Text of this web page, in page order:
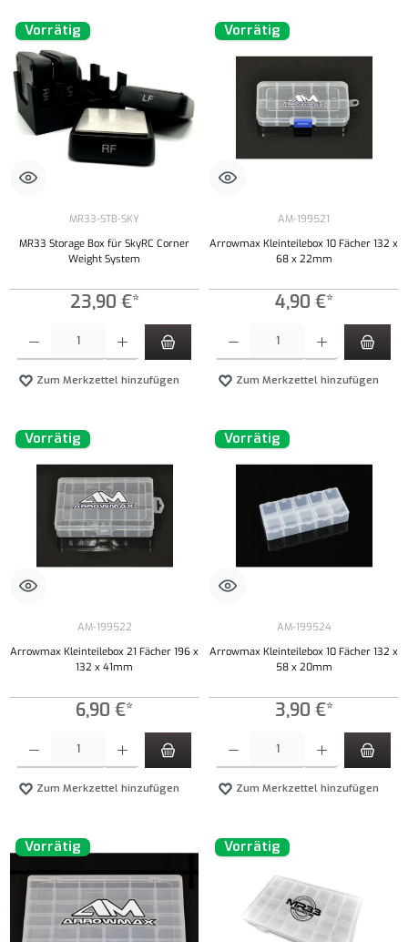
Vorrätig
MR33-STB-SKY
MR33 Storage Box für SkyRC Corner
Weight System
23,90 €*
Zum Merkzettel hinzufügen
Vorrätig
AM-199521
Arrowmax Kleinteilebox 10 Fächer 132 x
68 x 22mm
4,90 €*
Zum Merkzettel hinzufügen
Vorrätig
AM-199522
Arrowmax Kleinteilebox 21 Fächer 196 x
132 x 41mm
6,90 €*
Zum Merkzettel hinzufügen
Vorrätig
AM-199524
Arrowmax Kleinteilebox 10 Fächer 132 x
58 x 20mm
3,90 €*
Zum Merkzettel hinzufügen
Vorrätig Vorrätig